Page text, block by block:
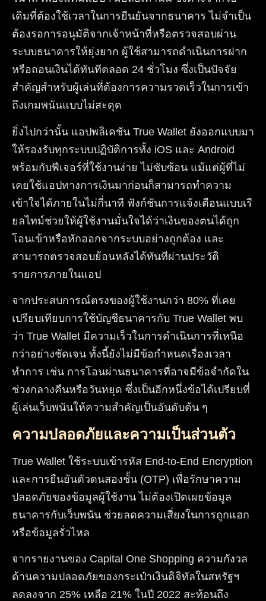
เดิมที่ต้องใช้เวลาในการยืนยันจากธนาคาร ไม่จำเป็น
ต้องรอการอนุมัติจากเจ้าหน้าที่หรือตรวจสอบผ่าน
ระบบธนาคารให้ยุ่งยาก ผู้ใช้สามารถดำเนินการฝาก
หรือถอนเงินได้ทันทีตลอด 24 ชั่วโมง ซึ่งเป็นปัจจัย
สำคัญสำหรับผู้เล่นที่ต้องการความรวดเร็วในการเข้า
ถึงเกมพนันแบบไม่สะดุด
ยิ่งไปกว่านั้น แอปพลิเคชัน True Wallet ยังออกแบบมา
ให้รองรับทุกระบบปฏิบัติการทั้ง iOS และ Android
พร้อมกับฟีเจอร์ที่ใช้งานง่าย ไม่ซับซ้อน แม้แต่ผู้ที่ไม่
เคยใช้แอปทางการเงินมาก่อนก็สามารถทำความ
เข้าใจได้ภายในไม่กี่นาที ฟังก์ชันการแจ้งเตือนแบบเรี
ยลไทม์ช่วยให้ผู้ใช้งานมั่นใจได้ว่าเงินของตนได้ถูก
โอนเข้าหรือหักออกจากระบบอย่างถูกต้อง และ
สามารถตรวจสอบย้อนหลังได้ทันทีผ่านประวัติ
รายการภายในแอป
จากประสบการณ์ตรงของผู้ใช้งานกว่า 80% ที่เคย
เปรียบเทียบการใช้บัญชีธนาคารกับ True Wallet พบ
ว่า True Wallet มีความเร็วในการดำเนินการที่เหนือ
กว่าอย่างชัดเจน ทั้งนี้ยังไม่มีข้อกำหนดเรื่องเวลา
ทำการ เช่น การโอนผ่านธนาคารที่อาจมีข้อจำกัดใน
ช่วงกลางคืนหรือวันหยุด ซึ่งเป็นอีกหนึ่งข้อได้เปรียบที่
ผู้เล่นเว็บพนันให้ความสำคัญเป็นอันดับต้น ๆ
ความปลอดภัยและความเป็นส่วนตัว
True Wallet ใช้ระบบเข้ารหัส End-to-End Encryption
และการยืนยันตัวตนสองชั้น (OTP) เพื่อรักษาความ
ปลอดภัยของข้อมูลผู้ใช้งาน ไม่ต้องเปิดเผยข้อมูล
ธนาคารกับเว็บพนัน ช่วยลดความเสี่ยงในการถูกแฮก
หรือข้อมูลรั่วไหล
จากรายงานของ Capital One Shopping ความกังวล
ด้านความปลอดภัยของกระเป๋าเงินดิจิทัลในสหรัฐฯ
ลดลงจาก 25% เหลือ 21% ในปี 2022 สะท้อนถึง